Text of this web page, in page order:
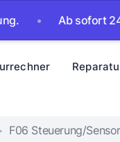
Ab sofort 24/7
F06 Steuerung/